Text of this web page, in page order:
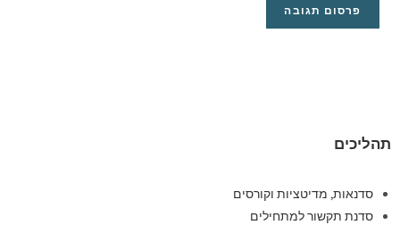
תהליכים
סדנאות, מדיטציות וקורסים
סדנת תקשור למתחילים